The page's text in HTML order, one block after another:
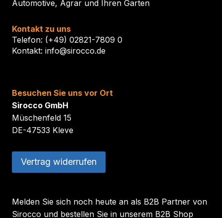
Automotive, Agrar und Ihren Garten
Kontakt zu uns
Telefon: (+49) 02821-7809 0
Kontakt: info@sirocco.de
Besuchen Sie uns vor Ort
Sirocco GmbH
Müschenfeld 15
DE-47533 Kleve
Vertrag widerrufen
Melden Sie sich noch heute an als B2B Partner von
Sirocco und bestellen Sie in unserem B2B Shop